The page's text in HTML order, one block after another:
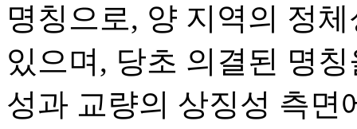
명칭으로, 양 지역의 정
있으며, 당초 의결된 명
성과 교량의 상징성 측면